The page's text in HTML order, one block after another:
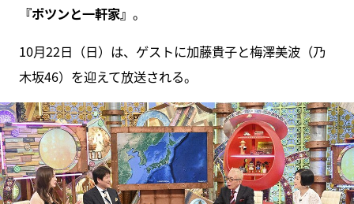
『ポツンと一軒家』 。
10月22日（日）は、ゲストに加藤貴子と梅澤美波（乃
木坂46）を迎えて放送される。